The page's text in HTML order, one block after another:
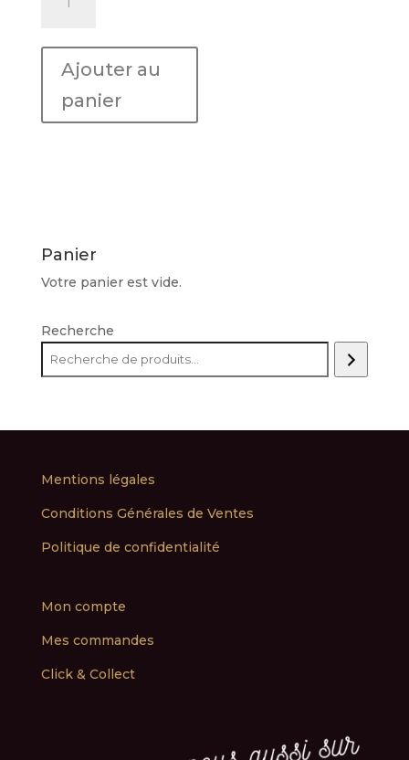
blanc
VILLA
Soave
Ajouter au
panier
Panier
Votre panier est vide.
Recherche
Mentions légales
Conditions Générales de Ventes
Politique de confidentialité
Mon compte
Mes commandes
Click & Collect